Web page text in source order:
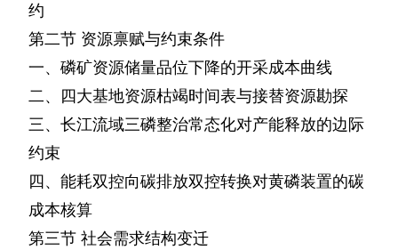
约
第二节 资源禀赋与约束条件
一、磷矿资源储量品位下降的开采成本曲线
二、四大基地资源枯竭时间表与接替资源勘探
三、长江流域三磷整治常态化对产能释放的边际
约束
四、能耗双控向碳排放双控转换对黄磷装置的碳
成本核算
第三节 社会需求结构变迁